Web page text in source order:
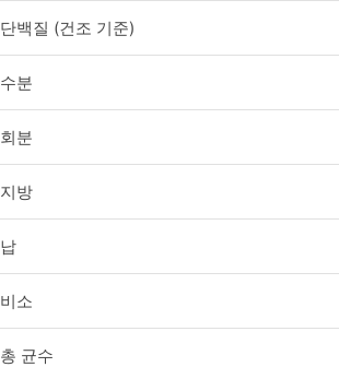
단백질 (건조 기준)
수분
회분
지방
납
비소
총 균수